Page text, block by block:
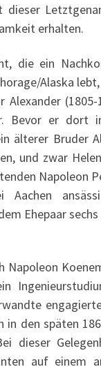
erhalten.
die ein
Alaska
Alexander
Bevor er dort
älterer Bruder
und zwar
Napoleon
Ehepaar
Napoleon
in den späten
dieser
auf einem